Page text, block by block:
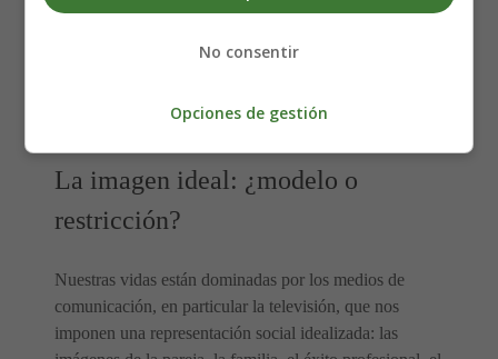
padres,el niño pierde la confianza en sí mismo. En la
una expresión de amor o interés por él.
La imagen ideal: ¿modelo o
restricción?
Nuestras vidas están dominadas por los medios de
comunicación, en particular la televisión, que nos
imponen una representación social idealizada: las
No consentir
Opciones de gestión